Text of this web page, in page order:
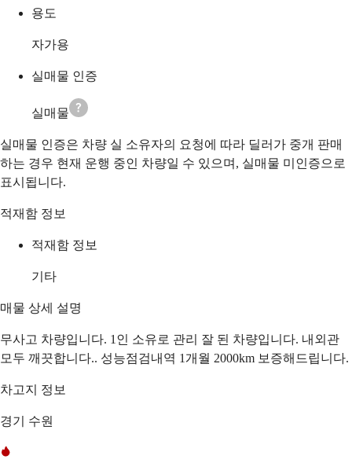
용도
자가용
실매물 인증
실매물
실매물 인증은 차량 실 소유자의 요청에 따라 딜러가 중개 판매
하는 경우 현재 운행 중인 차량일 수 있으며, 실매물 미인증으로
표시됩니다.
적재함 정보
적재함 정보
기타
매물 상세 설명
무사고 차량입니다. 1인 소유로 관리 잘 된 차량입니다. 내외관
모두 깨끗합니다.. 성능점검내역 1개월 2000km 보증해드립니다.
차고지 정보
경기 수원